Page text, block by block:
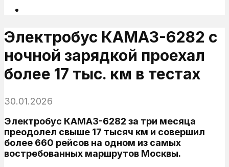
Электробус КАМАЗ-6282 с
ночной зарядкой проехал
более 17 тыс. км в тестах
30.01.2026
Электробус КАМАЗ-6282 за три месяца
преодолел свыше 17 тысяч км и совершил
более 660 рейсов на одном из самых
востребованных маршрутов Москвы.